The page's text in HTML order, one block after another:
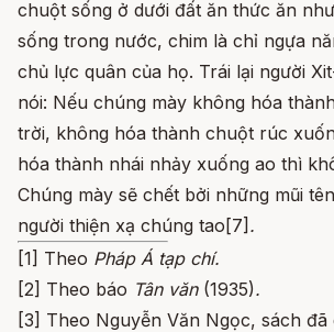
chuột sống ở dưới đất ăn thức ăn
sống trong nước, chim là chỉ ngựa
chủ lực quân của họ. Trái lại người
nói: Nếu chúng mày không hóa
trời, không hóa thành chuột rúc
hóa thành nhái nhảy xuống ao thì
Chúng mày sẽ chết bởi những mũi
người thiện xạ chúng tao[7] .
[1] Theo Pháp Á tạp chí.
[2] Theo báo Tân văn (1935).
[3] Theo Nguyễn Văn Ngọc, sách đã